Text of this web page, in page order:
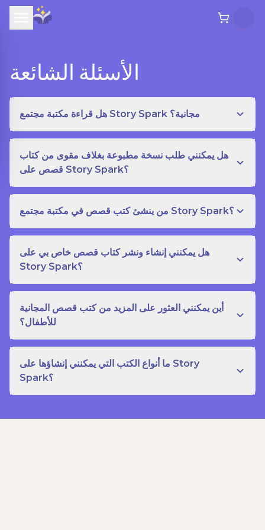
الأسئلة الشائعة
هل قراءة مكتبة مجتمع Story Spark مجانية؟
هل يمكنني طلب نسخة مطبوعة بغلاف مقوى من كتاب
قصص على Story Spark؟
من ينشئ كتب قصص في مكتبة مجتمع Story Spark؟
هل يمكنني إنشاء ونشر كتاب قصص خاص بي على
Story Spark؟
أين يمكنني العثور على المزيد من كتب قصص المجانية
للأطفال؟
ما أنواع الكتب التي يمكنني إنشاؤها على Story
Spark؟